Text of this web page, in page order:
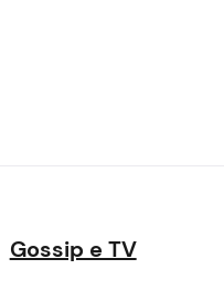
Gossip e TV